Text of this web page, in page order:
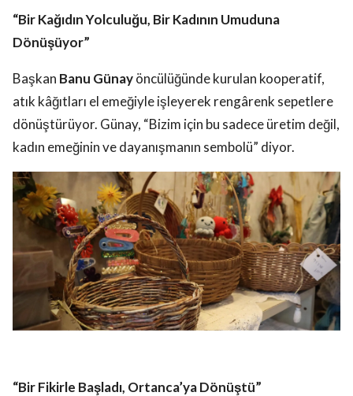
Saklıdır.
“Bir Kağıdın Yolculuğu, Bir Kadının Umuduna
Dönüşüyor”
Başkan Banu Günayöncülüğünde kurulan kooperatif,
atık kâğıtları el emeğiyle işleyerek rengârenk sepetlere
dönüştürüyor. Günay, “Bizim için bu sadece üretim değil,
kadın emeğinin ve dayanışmanın sembolü” diyor.
“Bir Fikirle Başladı, Ortanca’ya Dönüştü”